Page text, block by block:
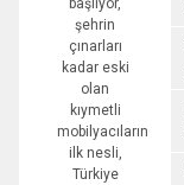
başlıyor,
şehrin
çınarları
kadar eski
olan
kıymetli
mobilyacıların
ilk nesli,
Türkiye